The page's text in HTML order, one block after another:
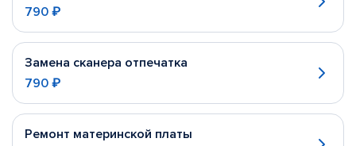
790 ₽
Замена сканера отпечатка
790 ₽
Ремонт материнской платы